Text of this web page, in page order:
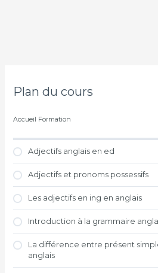
Plan du cours
Accueil Formation
Adjectifs anglais en ed
Adjectifs et pronoms possessifs
Les adjectifs en ing en anglais
Introduction à la grammaire
La différence entre présent
anglais